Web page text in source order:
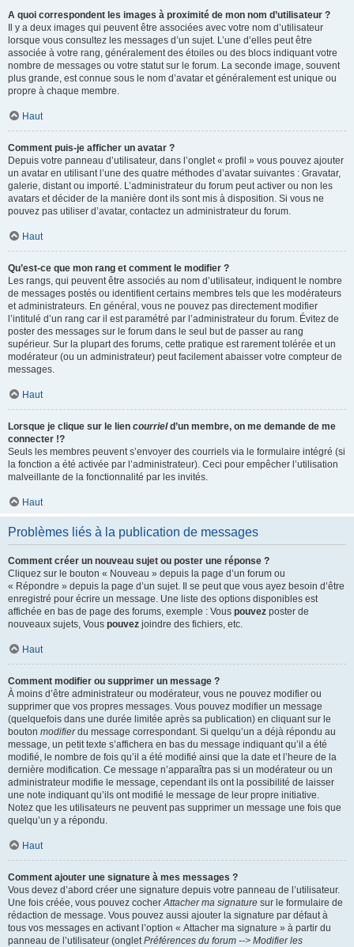
A quoi correspondent les images à proximité de mon nom d’utilisateur ?
Il y a deux images qui peuvent être associées avec votre nom d’utilisateur
lorsque vous consultez les messages d’un sujet. L’une d’elles peut être
associée à votre rang, généralement des étoiles ou des blocs indiquant votre
nombre de messages ou votre statut sur le forum. La seconde image, souvent
plus grande, est connue sous le nom d’avatar et généralement est unique ou
propre à chaque membre.
Haut
Comment puis-je afficher un avatar ?
Depuis votre panneau d’utilisateur, dans l’onglet « profil » vous pouvez ajouter
un avatar en utilisant l’une des quatre méthodes d’avatar suivantes : Gravatar,
galerie, distant ou importé. L’administrateur du forum peut activer ou non les
avatars et décider de la manière dont ils sont mis à disposition. Si vous ne
pouvez pas utiliser d’avatar, contactez un administrateur du forum.
Haut
Qu’est-ce que mon rang et comment le modifier ?
Les rangs, qui peuvent être associés au nom d’utilisateur, indiquent le nombre
de messages postés ou identifient certains membres tels que les modérateurs
et administrateurs. En général, vous ne pouvez pas directement modifier
l’intitulé d’un rang car il est paramétré par l’administrateur du forum. Évitez de
poster des messages sur le forum dans le seul but de passer au rang
supérieur. Sur la plupart des forums, cette pratique est rarement tolérée et un
modérateur (ou un administrateur) peut facilement abaisser votre compteur de
messages.
Haut
Lorsque je clique sur le lien courrield’un membre, on me demande de me
connecter !?
Seuls les membres peuvent s’envoyer des courriels via le formulaire intégré (si
la fonction a été activée par l’administrateur). Ceci pour empêcher l’utilisation
malveillante de la fonctionnalité par les invités.
Haut
Problèmes liés à la publication de messages
Comment créer un nouveau sujet ou poster une réponse ?
Cliquez sur le bouton « Nouveau » depuis la page d’un forum ou
« Répondre » depuis la page d’un sujet. Il se peut que vous ayez besoin d’être
enregistré pour écrire un message. Une liste des options disponibles est
affichée en bas de page des forums, exemple : Vous pouvez poster de
nouveaux sujets, Vous pouvez joindre des fichiers, etc.
Haut
Comment modifier ou supprimer un message ?
À moins d’être administrateur ou modérateur, vous ne pouvez modifier ou
supprimer que vos propres messages. Vous pouvez modifier un message
(quelquefois dans une durée limitée après sa publication) en cliquant sur le
bouton modifierdu message correspondant. Si quelqu’un a déjà répondu au
message, un petit texte s’affichera en bas du message indiquant qu’il a été
modifié, le nombre de fois qu’il a été modifié ainsi que la date et l’heure de la
dernière modification. Ce message n’apparaîtra pas si un modérateur ou un
administrateur modifie le message, cependant ils ont la possibilité de laisser
une note indiquant qu’ils ont modifié le message de leur propre initiative.
Notez que les utilisateurs ne peuvent pas supprimer un message une fois que
quelqu’un y a répondu.
Haut
Comment ajouter une signature à mes messages ?
Vous devez d’abord créer une signature depuis votre panneau de l’utilisateur.
Une fois créée, vous pouvez cocherAttacher ma signature sur le formulaire de
rédaction de message. Vous pouvez aussi ajouter la signature par défaut à
tous vos messages en activant l’option « Attacher ma signature » à partir du
panneau de l’utilisateur (ongletPréférences du forum --> Modifier les